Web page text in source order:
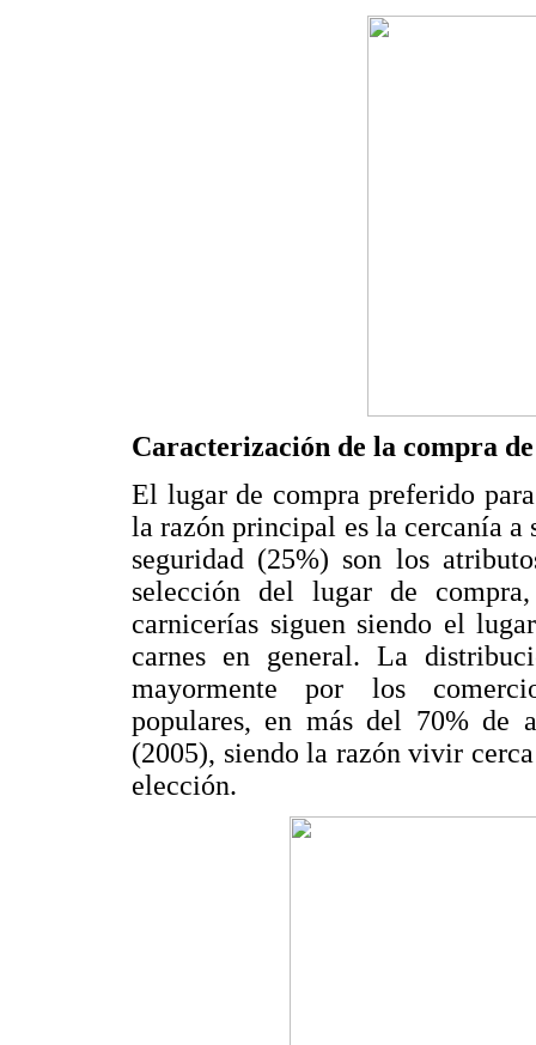
Caracterización de la compra
El lugar de compra preferido
la razón principal es la cercanía a
seguridad (25%) son los
selección del lugar de
carnicerías siguen siendo el
carnes en general. La
mayormente por los
populares, en más del 70% de
(2005), siendo la razón vivir
elección.